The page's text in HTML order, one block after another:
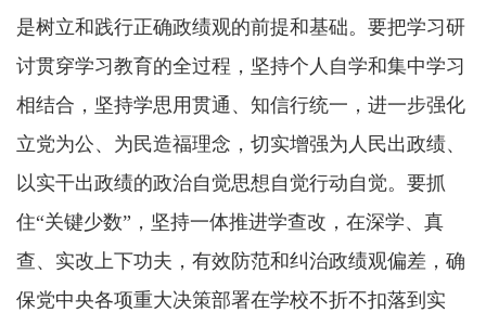
是树立和践行正确政绩观的前提和基础。要把学习研
讨贯穿学习教育的全过程，坚持个人自学和集中学习
相结合，坚持学思用贯通、知信行统一，进一步强化
立党为公、为民造福理念，切实增强为人民出政绩、
以实干出政绩的政治自觉思想自觉行动自觉。要抓
住“关键少数”，坚持一体推进学查改，在深学、真
查、实改上下功夫，有效防范和纠治政绩观偏差，确
保党中央各项重大决策部署在学校不折不扣落到实